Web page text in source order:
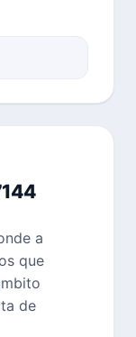
a
que
de